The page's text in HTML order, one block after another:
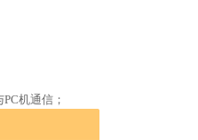
PC机通信；